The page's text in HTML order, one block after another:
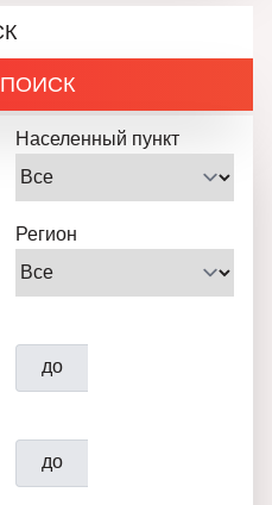
Населенный пункт
Регион
до
до